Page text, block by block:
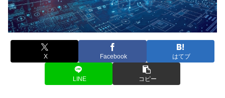
X Facebook はてブ
LINE コピー